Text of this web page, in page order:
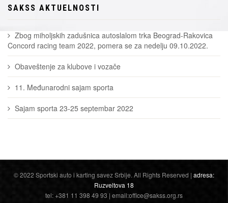
SAKSS AKTUELNOSTI
Zbog miholjskih zadušnica autoslalom trka Beograd-Rakovica
Concord racing team 2022, pomera se za nedelju 09.10.2022.
Obaveštenje za klubove i vozače
11. Međunarodni sajam sporta
Sajam sporta 23-25 septembar 2022
© 2022 Sportski auto i karting savez Srbije. All Rights Reserved | adresa:
Ruzveltova 18
tel: +381 11 398 49 93 | email:office@sakss.org.rs